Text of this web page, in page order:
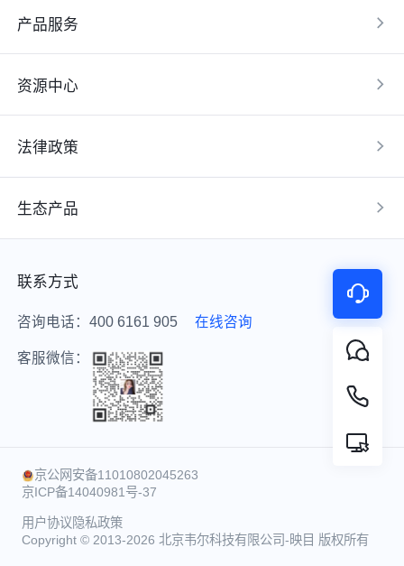
产品服务
资源中心
法律政策
生态产品
联系方式
咨询电话：400 6161 905 在线咨询
客服微信：
京公网安备11010802045263
京ICP备14040981号-37
Copyright © 2013-2026 北京韦尔科技有限公司-映目 版权所有
用户协议隐私政策